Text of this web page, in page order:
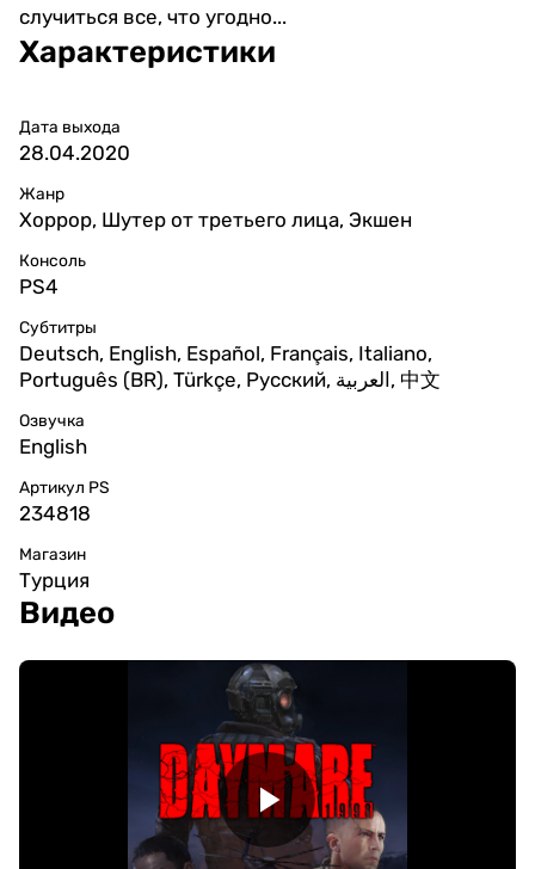
случиться все, что угодно...
Характеристики
Дата выхода
28.04.2020
Жанр
Хоррор, Шутер от третьего лица, Экшен
Консоль
PS4
Субтитры
Deutsch, English, Español, Français, Italiano,
Português (BR), Türkçe, Русский, العربية, 中文
Озвучка
English
Артикул PS
234818
Магазин
Турция
Видео